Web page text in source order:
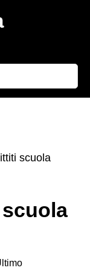
scuola